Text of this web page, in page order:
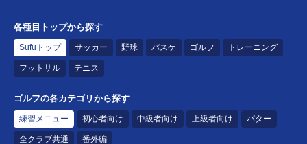
各種目トップから探す
Sufuトップ サッカー 野球 バスケ ゴルフ トレーニング
フットサル テニス
ゴルフの各カテゴリから探す
練習メニュー 初心者向け 中級者向け 上級者向け パター
全クラブ共通 番外編